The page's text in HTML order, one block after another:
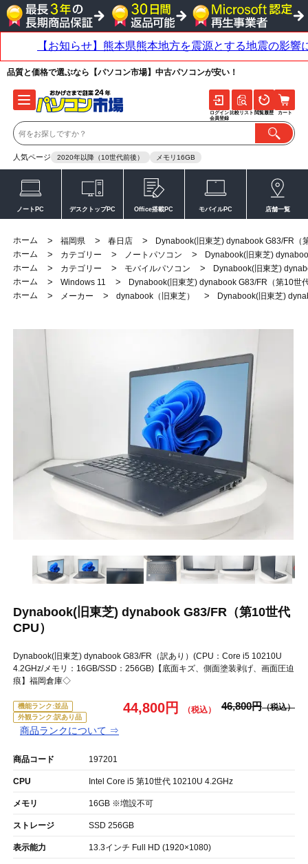
品質と価格で選ぶなら【パソコン市場】中古パソコンが安い！
人気ページ 2020年以降（10世代前後） メモリ16GB
ログイン
会員登録
比較リスト 閲覧履歴 カート
ノートPC デスクトップPC Office搭載PC モバイルPC 店舗一覧
ホーム > 福岡県 > 春日店 >
Dynabook(旧東芝) dynabook G83/FR（
ホーム
> カテゴリー > ノートパソコン >
Dynabook(旧東芝)
ホーム
> カテゴリー > モバイルパソコン >
Dynabook(旧東芝)
ホーム
> Windows 11 >
Dynabook(旧東芝) dynabook G83/FR（第10世
ホーム
> メーカー > dynabook（旧東芝） > Dynabook(旧東芝)
Dynabook(旧東芝) dynabook G83/FR（第10世代
CPU）
Dynabook(旧東芝) dynabook G83/FR（訳あり）(CPU：Core i5 10210U
4.2GHz/メモリ：16GB/SSD：256GB)【底面キズ、側面塗装剥げ、画面圧迫
痕】福岡倉庫◇
機能ランク:並品
外観ランク:訳あり品
商品ランクについて ⇒
44,800円 46,800円
商品コード 197201
CPU Intel Core i5 第10世代 10210U 4.2GHz
メモリ 16GB ※増設不可
ストレージ SSD 256GB
表示能力 13.3インチ Full HD (1920×1080)